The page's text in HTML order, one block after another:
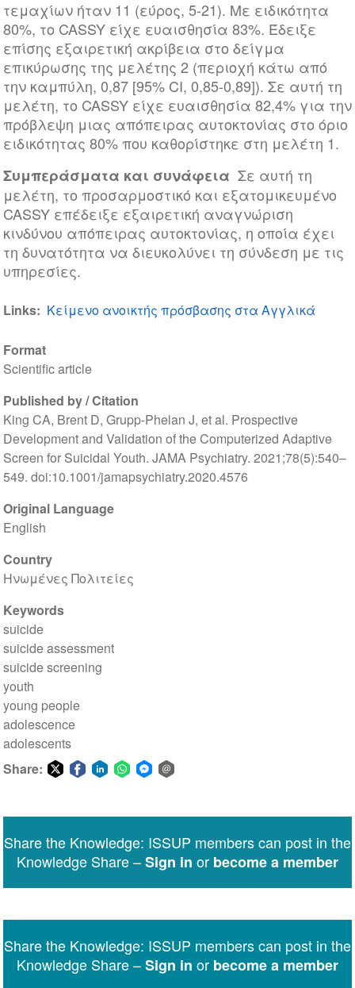
Format
Scientific article
Published by / Citation
King CA, Brent D, Grupp-Phelan J, et al. Prospective
Development and Validation of the Computerized Adaptive
Screen for Suicidal Youth. JAMA Psychiatry. 2021;78(5):540–
549. doi:10.1001/jamapsychiatry.2020.4576
Original Language
English
Country
Ηνωμένες Πολιτείες
Keywords
suicide
suicide assessment
suicide screening
youth
young people
adolescence
adolescents
Share:
Messenger
τεμαχίων ήταν 11 (εύρος, 5-21). Με ειδικότητα
80%, το CASSY είχε ευαισθησία 83%. Έδειξε
επίσης εξαιρετική ακρίβεια στο δείγμα
επικύρωσης της μελέτης 2 (περιοχή κάτω από
την καμπύλη, 0,87 [95% CI, 0,85-0,89]). Σε αυτή τη
μελέτη, το CASSY είχε ευαισθησία 82,4% για την
πρόβλεψη μιας απόπειρας αυτοκτονίας στο όριο
ειδικότητας 80% που καθορίστηκε στη μελέτη 1.
Συμπεράσματα και συνάφεια Σε αυτή τη
μελέτη, το προσαρμοστικό και εξατομικευμένο
CASSY επέδειξε εξαιρετική αναγνώριση
κινδύνου απόπειρας αυτοκτονίας, η οποία έχει
τη δυνατότητα να διευκολύνει τη σύνδεση με τις
υπηρεσίες.
Links Κείμενο ανοικτής πρόσβασης στα Αγγλικά
Share the Knowledge: ISSUP members can post in the
Knowledge Share –Sign in or become a member
Share the Knowledge: ISSUP members can post in the
Knowledge Share –Sign in or become a member